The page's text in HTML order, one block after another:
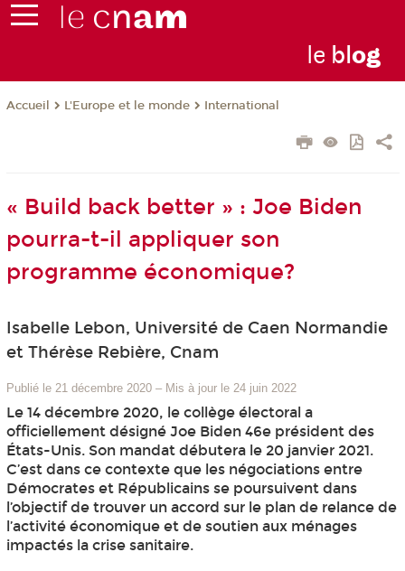
le blog
Accueil L'Europe et le monde International
« Build back better » : Joe Biden
pourra-t-il appliquer son
programme économique?
Isabelle Lebon, Université de Caen Normandie
et Thérèse Rebière, Cnam
Publié le 21 décembre 2020 – Mis à jour le 24 juin 2022
Le 14 décembre 2020, le collège électoral a
officiellement désigné Joe Biden 46e président des
États-Unis. Son mandat débutera le 20 janvier 2021.
C’est dans ce contexte que les négociations entre
Démocrates et Républicains se poursuivent dans
l’objectif de trouver un accord sur le plan de relance de
l’activité économique et de soutien aux ménages
impactés la crise sanitaire.